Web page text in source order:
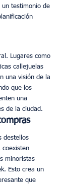
un testimonio de
Lugares como
callejuelas
una visión de la
que los
una
de la ciudad.
destellos
coexisten
minoristas
Esto crea un
que